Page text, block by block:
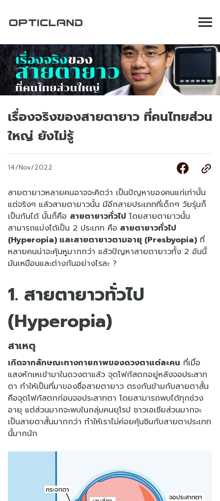
เรื่องจริงของสายตายาว ที่คนไทยส่วน
ใหญ่ ยังไม่รู้
14/Nov/2022
สายตายาวหลายคนอาจจะคิดว่า เป็นปัญหาของคนแก่เท่านั้น
แต่จริงๆ แล้วสายตายาวนั้น มีอีกสายประเภทที่เด็กๆ วัยรุ่นก็
เป็นกันได้ นั้นก็คือ สายตายาวทั่วไป โดยสายตายาวนั้น
สามารถแบ่งได้เป็น 2 ประเภท คือ สายตายาวทั่วไป
(Hyperopia) และสายตายาวตามอายุ (Presbyopia) ที่
หลายคนน่าจะคุ้นหูมากกว่า แล้วปัญหาสายตายาวทั้ง 2 อันนี้
มันเหมือนและต่างกันอย่างไรละ ?
1. สายตายาวทั่วไป
(Hyperopia)
สาเหตุ
เกิดจากลักษณะทางกายภาพของดวงตาแต่ละคน ที่เมื่อ
แสงหักเหเข้ามาในดวงตาแล้ว จุดโฟกัสตกอยู่หลังจอประสาท
ตา ทำให้เป็นที่มาของชื่อสายตายาว ตรงกันข้ามกับสายตาสั้น
คือจุดโฟกัสตกก่อนจอประสาทตา โดยสามารถพบได้ทุกช่วง
อายุ แต่ส่วนมากจะพบในกลุ่มคนยุโรป ชาวเอเชียส่วนมากจะ
เป็นสายตาสั้นมากกว่า ทำให้เราไม่ค่อยคุ้นชินกับสายตาประเภท
นี้มากนัก